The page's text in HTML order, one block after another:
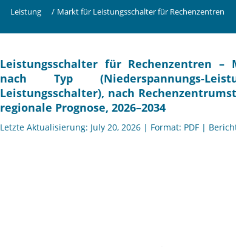
Leistung / Markt für Leistungsschalter für Rechenzentren
Leistungsschalter für Rechenzentren –
nach Typ (Niederspannungs-
Leistungsschalter), nach
regionale Prognose, 2026–2034
Letzte Aktualisierung: July 20, 2026 | Format: PDF |